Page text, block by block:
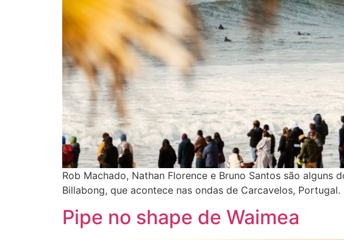
Rob Machado, Nathan Florence e Bruno Santos são
Billabong, que acontece nas ondas de Carcavelos, Portugal.
Pipe no shape de Waimea